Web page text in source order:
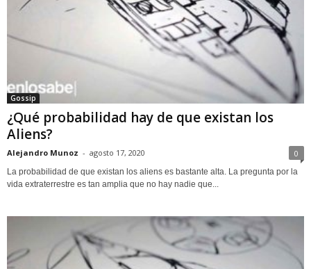
Gossip
¿Qué probabilidad hay de que existan los
Aliens?
Alejandro Munoz - agosto 17, 2020 0
La probabilidad de que existan los aliens es bastante alta. La pregunta por la
vida extraterrestre es tan amplia que no hay nadie que...